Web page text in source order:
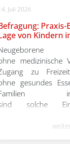
Juli 2026
von Kindern
medizinische
zu
gesundes
solche
des